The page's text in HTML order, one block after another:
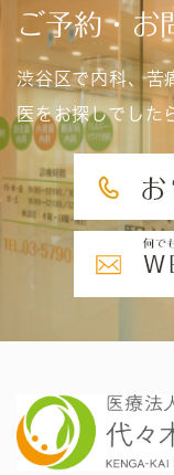
ご予約・お
渋谷区で内科、苦
医をお探しでした